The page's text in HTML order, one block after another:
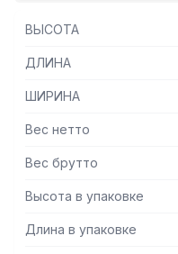
– Материал каркаса:
– Толщина материала
– Внутренние размеры
– Выпуск с нержавеющей
– Диаметр выпуска: 90 мм
– Регулируемые опоры
вибрации
ВЫСОТА
ДЛИНА
ШИРИНА
Вес нетто
Вес брутто
Высота в упаковке
Длина в упаковке